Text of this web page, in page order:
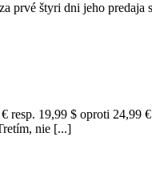
prvé štyri dni jeho
19,99 $ oproti 24,99
nie [...]